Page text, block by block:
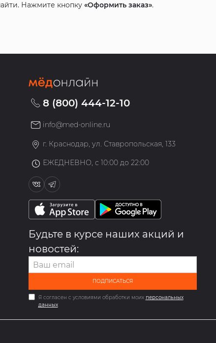
Нажмите кнопку«Оформить заказ».
8 (800) 444-12-10
info@med-online.ru
г. Краснодар, ул. Ставропольская, 133
ЕЖЕДНЕВНО, с 10:00 до 22:00
Будьте в курсе наших акций и
новостей:
ПОДПИСАТЬСЯ
Я согласен с условиями обработки моих персональных
данных